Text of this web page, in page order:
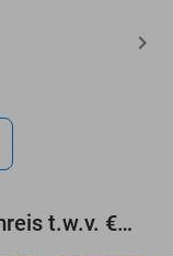
Maak gratis kans op een droomreis t.w.v. €3.000!